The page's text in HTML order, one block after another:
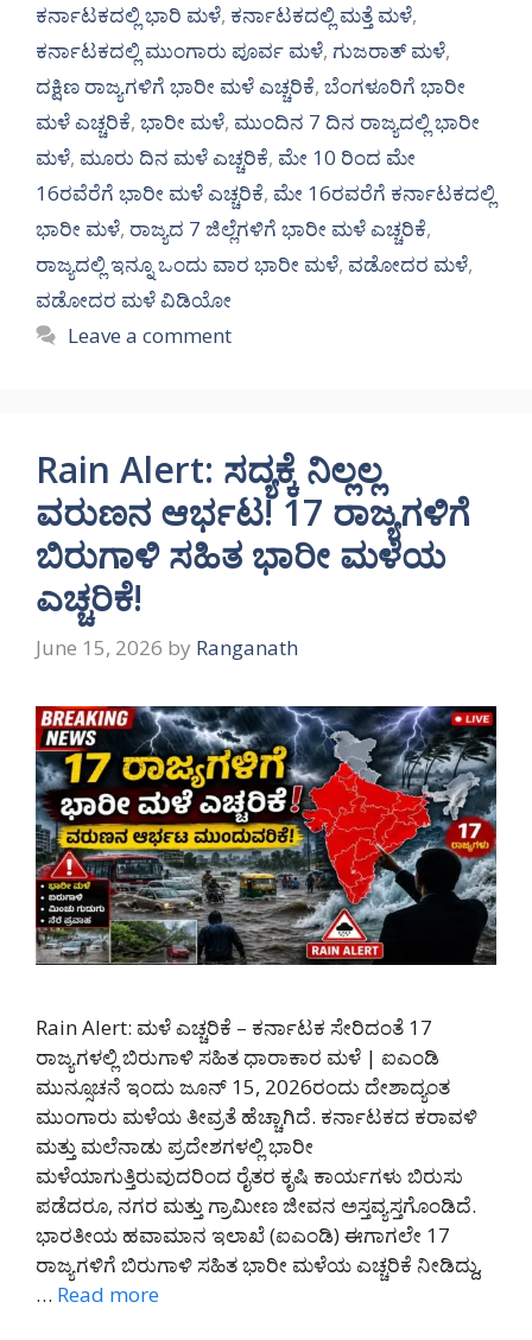
ಕರ್ನಾಟಕದಲ್ಲಿ ಭಾರಿ ಮಳೆ, ಕರ್ನಾಟಕದಲ್ಲಿ ಮತ್ತೆ ಮಳೆ,
ಕರ್ನಾಟಕದಲ್ಲಿ ಮುಂಗಾರು ಪೂರ್ವ ಮಳೆ, ಗುಜರಾತ್ ಮಳೆ,
ದಕ್ಷಿಣ ರಾಜ್ಯಗಳಿಗೆ ಭಾರೀ ಮಳೆ ಎಚ್ಚರಿಕೆ, ಬೆಂಗಳೂರಿಗೆ ಭಾರೀ
ಮಳೆ ಎಚ್ಚರಿಕೆ, ಭಾರೀ ಮಳೆ, ಮುಂದಿನ 7 ದಿನ ರಾಜ್ಯದಲ್ಲಿ ಭಾರೀ
ಮಳೆ, ಮೂರು ದಿನ ಮಳೆ ಎಚ್ಚರಿಕೆ, ಮೇ 10 ರಿಂದ ಮೇ
16ರವೆರೆಗೆ ಭಾರೀ ಮಳೆ ಎಚ್ಚರಿಕೆ, ಮೇ 16ರವರೆಗೆ ಕರ್ನಾಟಕದಲ್ಲಿ
ಭಾರೀ ಮಳೆ, ರಾಜ್ಯದ 7 ಜಿಲ್ಲೆಗಳಿಗೆ ಭಾರೀ ಮಳೆ ಎಚ್ಚರಿಕೆ,
ರಾಜ್ಯದಲ್ಲಿ ಇನ್ನೂ ಒಂದು ವಾರ ಭಾರೀ ಮಳೆ, ವಡೋದರ ಮಳೆ,
ವಡೋದರ ಮಳೆ ವಿಡಿಯೋ
Leave a comment
Rain Alert: ಸದ್ಯಕ್ಕೆ ನಿಲ್ಲಲ್ಲ
ವರುಣನ ಆರ್ಭಟ! 17 ರಾಜ್ಯಗಳಿಗೆ
ಬಿರುಗಾಳಿ ಸಹಿತ ಭಾರೀ ಮಳೆಯ
ಎಚ್ಚರಿಕೆ!
June 15, 2026 by Ranganath
Rain Alert: ಮಳೆ ಎಚ್ಚರಿಕೆ – ಕರ್ನಾಟಕ ಸೇರಿದಂತೆ 17
ರಾಜ್ಯಗಳಲ್ಲಿ ಬಿರುಗಾಳಿ ಸಹಿತ ಧಾರಾಕಾರ ಮಳೆ | ಐಎಂಡಿ
ಮುನ್ಸೂಚನೆ ಇಂದು ಜೂನ್ 15, 2026ರಂದು ದೇಶಾದ್ಯಂತ
ಮುಂಗಾರು ಮಳೆಯ ತೀವ್ರತೆ ಹೆಚ್ಚಾಗಿದೆ. ಕರ್ನಾಟಕದ ಕರಾವಳಿ
ಮತ್ತು ಮಲೆನಾಡು ಪ್ರದೇಶಗಳಲ್ಲಿ ಭಾರೀ
ಮಳೆಯಾಗುತ್ತಿರುವುದರಿಂದ ರೈತರ ಕೃಷಿ ಕಾರ್ಯಗಳು ಬಿರುಸು
ಪಡೆದರೂ, ನಗರ ಮತ್ತು ಗ್ರಾಮೀಣ ಜೀವನ ಅಸ್ತವ್ಯಸ್ತಗೊಂಡಿದೆ.
ಭಾರತೀಯ ಹವಾಮಾನ ಇಲಾಖೆ (ಐಎಂಡಿ) ಈಗಾಗಲೇ 17
ರಾಜ್ಯಗಳಿಗೆ ಬಿರುಗಾಳಿ ಸಹಿತ ಭಾರೀ ಮಳೆಯ ಎಚ್ಚರಿಕೆ ನೀಡಿದ್ದು,
… Read more